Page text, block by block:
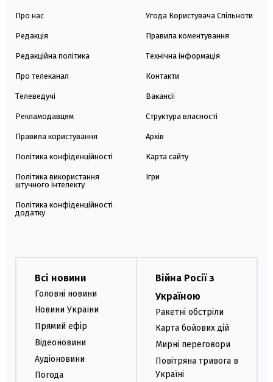
Про нас
Редакція
Редакційна політика
Про телеканал
Телеведучі
Рекламодавцям
Правила користування
Політика конфіденційності
Політика використання
штучного інтелекту
Політика конфіденційності
додатку
Угода Користувача Спільноти
Правила коментування
Технічна інформація
Контакти
Вакансії
Структура власності
Архів
Карта сайту
Ігри
Всі новини
Головні новини
Новини України
Прямий ефір
Відеоновини
Аудіоновини
Погода
Війна Росії з
Україною
Ракетні обстріли
Карта бойових дій
Мирні переговори
Повітряна тривога в
Україні